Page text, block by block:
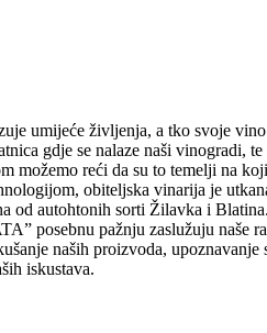
umijeće življenja, a tko svoje
gdje se nalaze naši vinogradi,
možemo reći da su to temelji na
obiteljska vinarija je
od autohtonih sorti Žilavka i
posebnu pažnju zaslužuju naše
naših proizvoda, upoznavanje
iskustava.